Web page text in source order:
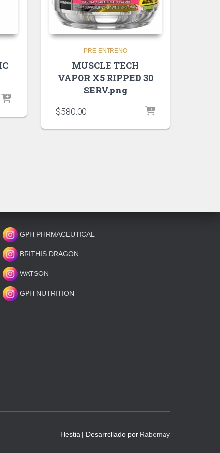
PRE-ENTRENO
MUSCLE TECH
VAPOR X5 RIPPED 30
SERV.png
$580.00
GPH PHRMACEUTICAL
BRITHIS DRAGON
WATSON
GPH NUTRITION
Hestia | Desarrollado por Rabemay